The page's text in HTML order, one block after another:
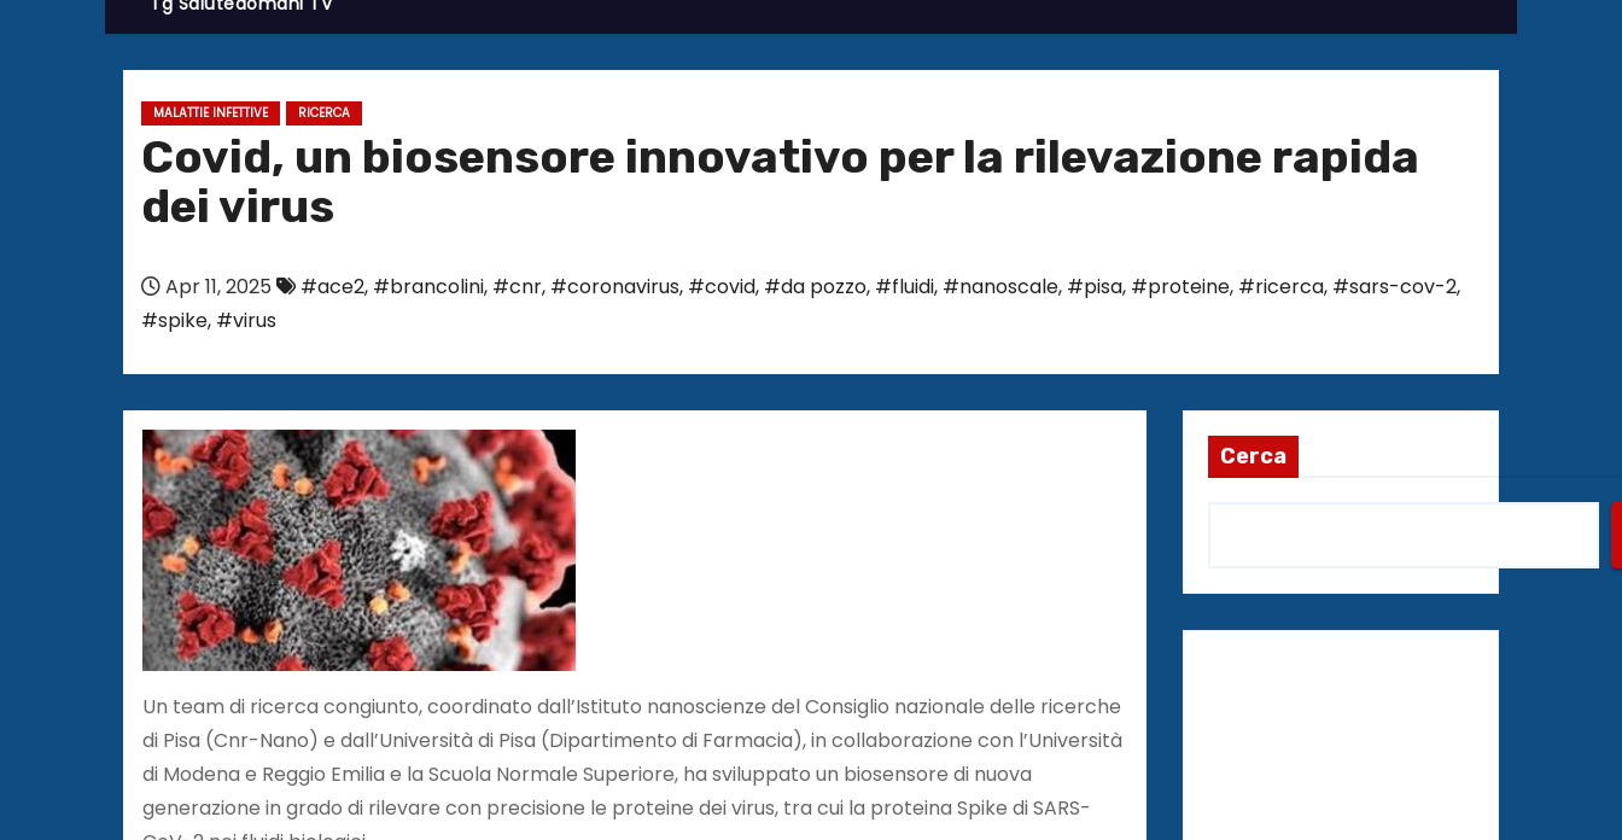
MALATTIE INFETTIVE RICERCA
Covid, un biosensore innovativo per la rilevazione rapida
dei virus
Apr 11, 2025 #ace2, #brancolini, #cnr, #coronavirus, #covid, #da pozzo, #fluidi, #nanoscale, #pisa, #proteine, #ricerca, #sars-cov-2,
#spike, #virus
Un team di ricerca congiunto, coordinato dall’Istituto nanoscienze del Consiglio nazionale delle ricerche
di Pisa (Cnr-Nano) e dall’Università di Pisa (Dipartimento di Farmacia), in collaborazione con l’Università
di Modena e Reggio Emilia e la Scuola Normale Superiore, ha sviluppato un biosensore di nuova
generazione in grado di rilevare con precisione le proteine dei virus, tra cui la proteina Spike di SARS-
Cerca